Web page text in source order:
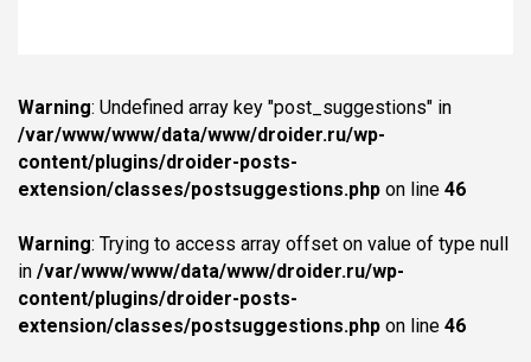
Warning: Undefined array key "post_suggestions" in
/var/www/www/data/www/droider.ru/wp-
content/plugins/droider-posts-
extension/classes/postsuggestions.php on line 46
Warning: Trying to access array offset on value of type null
in /var/www/www/data/www/droider.ru/wp-
content/plugins/droider-posts-
extension/classes/postsuggestions.php on line 46